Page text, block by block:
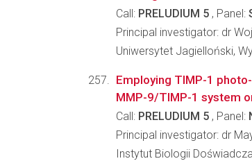
Call: PRELUDIUM 5 , Panel:
Principal investigator: dr
Uniwersytet Jagielloński,
Employing TIMP-1
MMP-9/TIMP-1 system
Call: PRELUDIUM 5 , Panel:
Principal investigator: dr
Instytut Biologii